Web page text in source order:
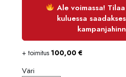
Ale voimassa! Tilaa
kuluessa
+ toimitus 100,00 €
Väri